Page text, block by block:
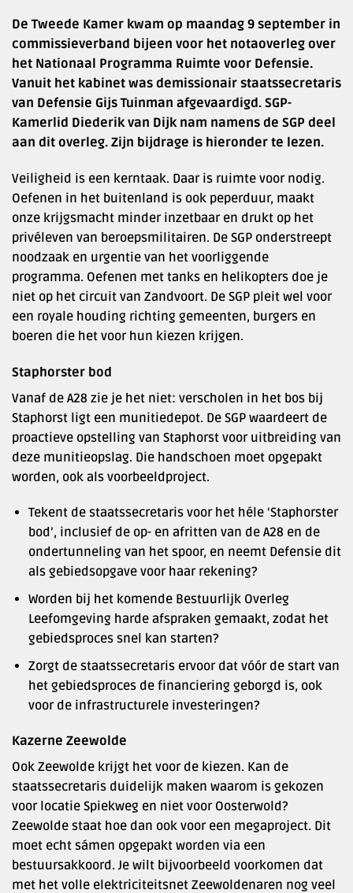
De Tweede Kamer kwam op maandag 9 september in
commissieverband bijeen voor het notaoverleg over
het Nationaal Programma Ruimte voor Defensie.
Vanuit het kabinet was demissionair staatssecretaris
van Defensie Gijs Tuinman afgevaardigd. SGP-
Kamerlid Diederik van Dijk nam namens de SGP deel
aan dit overleg. Zijn bijdrage is hieronder te lezen.
Veiligheid is een kerntaak. Daar is ruimte voor nodig.
Oefenen in het buitenland is ook peperduur, maakt
onze krijgsmacht minder inzetbaar en drukt op het
privéleven van beroepsmilitairen. De SGP onderstreept
noodzaak en urgentie van het voorliggende
programma. Oefenen met tanks en helikopters doe je
niet op het circuit van Zandvoort. De SGP pleit wel voor
een royale houding richting gemeenten, burgers en
boeren die het voor hun kiezen krijgen.
Staphorster bod
Vanaf de A28 zie je het niet: verscholen in het bos bij
Staphorst ligt een munitiedepot. De SGP waardeert de
proactieve opstelling van Staphorst voor uitbreiding van
deze munitieopslag. Die handschoen moet opgepakt
worden, ook als voorbeeldproject.
Tekent de staatssecretaris voor het héle ‘Staphorster
bod’, inclusief de op- en afritten van de A28 en de
ondertunneling van het spoor, en neemt Defensie dit
als gebiedsopgave voor haar rekening?
Worden bij het komende Bestuurlijk Overleg
Leefomgeving harde afspraken gemaakt, zodat het
gebiedsproces snel kan starten?
Zorgt de staatssecretaris ervoor dat vóór de start van
het gebiedsproces de financiering geborgd is, ook
voor de infrastructurele investeringen?
Kazerne Zeewolde
Ook Zeewolde krijgt het voor de kiezen. Kan de
staatssecretaris duidelijk maken waarom is gekozen
voor locatie Spiekweg en niet voor Oosterwold?
Zeewolde staat hoe dan ook voor een megaproject. Dit
moet echt sámen opgepakt worden via een
bestuursakkoord. Je wilt bijvoorbeeld voorkomen dat
met het volle elektriciteitsnet Zeewoldenaren nog veel